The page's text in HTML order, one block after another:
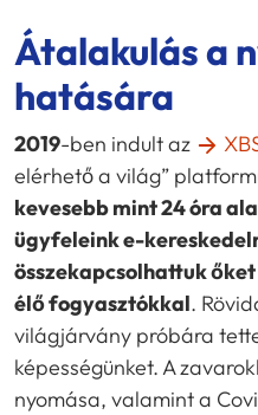
Átalakulás a
hatására
2019-ben indult az
elérhető a világ”
kevesebb mint 24 óra
ügyfeleink e-
összekapcsolhattuk
élő fogyasztókkal.
világjárvány próbára
képességünket. A
nyomása, valamint a